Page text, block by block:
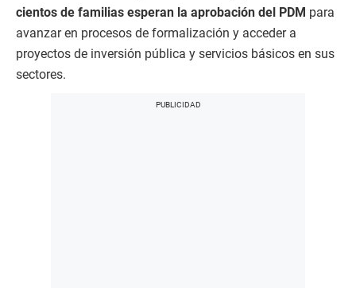
cientos de familias esperan la aprobación del PDM para
avanzar en procesos de formalización y acceder a
proyectos de inversión pública y servicios básicos en sus
sectores.